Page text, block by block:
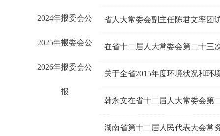
报
2024年常委会公
报
2025年常委会公
报
2026年常委会公
报
在省十二届人大常委会第二十三
关于全省2015年度环境状况和环
韩永文在省十二届人大常委会第
湖南省第十二届人民代表大会常